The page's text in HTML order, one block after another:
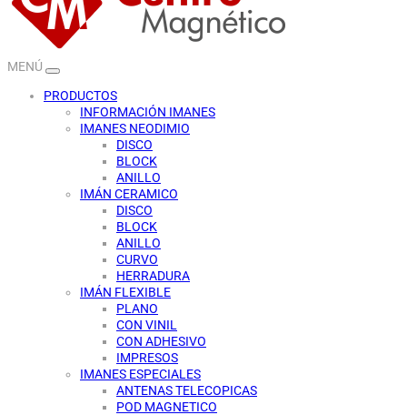
MENÚ
PRODUCTOS
INFORMACIÓN IMANES
IMANES NEODIMIO
DISCO
BLOCK
ANILLO
IMÁN CERAMICO
DISCO
BLOCK
ANILLO
CURVO
HERRADURA
IMÁN FLEXIBLE
PLANO
CON VINIL
CON ADHESIVO
IMPRESOS
IMANES ESPECIALES
ANTENAS TELECOPICAS
POD MAGNETICO